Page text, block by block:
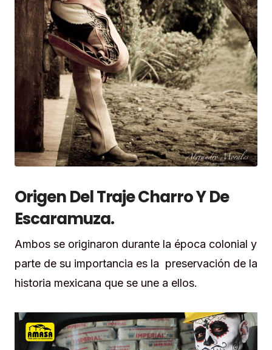
Origen Del Traje Charro Y De
Escaramuza.
Ambos se originaron durante la época colonial y
parte de su importancia es la preservación de la
historia mexicana que se une a ellos.